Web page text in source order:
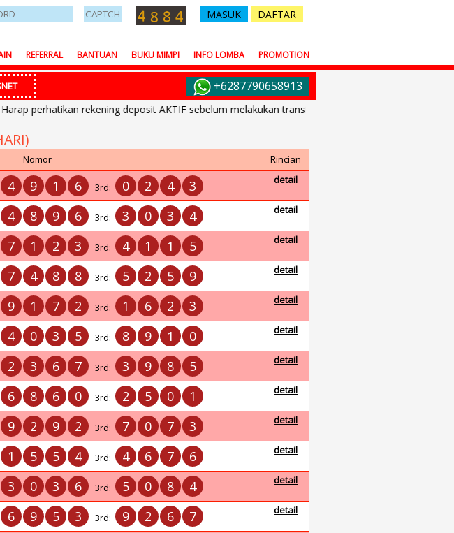
MASUK DAFTAR
REFERRAL BANTUAN BUKU MIMPI INFO LOMBA PROMOTION
+6287790658913
rekening deposit AKTIF sebelum melakukan transfer dana.
Nomor
Rincian
4 9 1 6 3rd: 0 2 4 3 detail
4 8 9 6 3rd: 3 0 3 4 detail
7 1 2 3 3rd: 4 1 1 5 detail
7 4 8 8 3rd: 5 2 5 9 detail
9 1 7 2 3rd: 1 6 2 3 detail
4 0 3 5 3rd: 8 9 1 0 detail
2 3 6 7 3rd: 3 9 8 5 detail
6 8 6 0 3rd: 2 5 0 1 detail
9 2 9 2 3rd: 7 0 7 3 detail
1 5 5 4 3rd: 4 6 7 6 detail
3 0 3 6 3rd: 5 0 8 4 detail
6 9 5 3 3rd: 9 2 6 7 detail